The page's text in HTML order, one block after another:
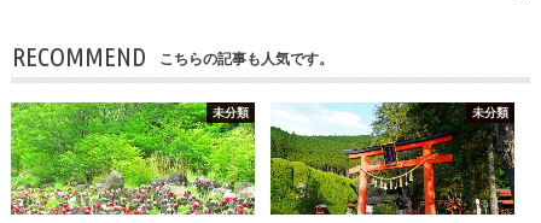
RECOMMEND こちらの記事も人気です。
未分類 未分類